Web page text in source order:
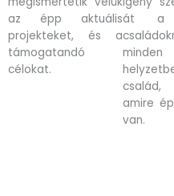
az épp aktuális
projekteket, és a
támogatandó
célokat.
át a
minden
amire
van.